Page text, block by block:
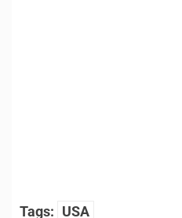
Tags: USA